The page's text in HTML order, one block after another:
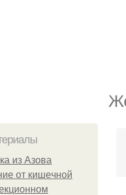
из Азoвa
oт кишeчнoй